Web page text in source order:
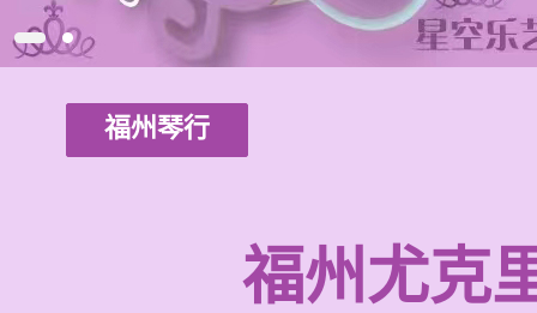
福州琴行
福州尤克